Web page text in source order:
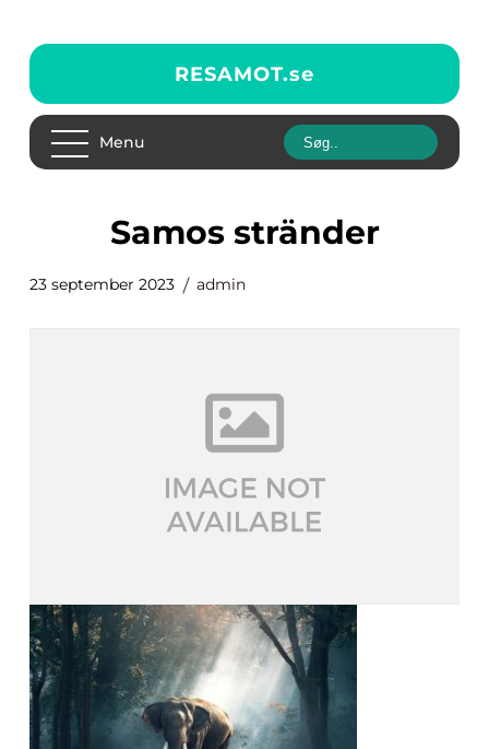
RESAMOT.se
Menu
samos stränder
23 september 2023 admin